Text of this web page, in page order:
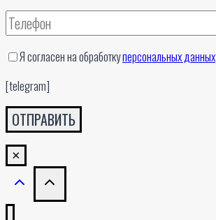
Я согласен на обработкуперсональных данных
[telegram]
×